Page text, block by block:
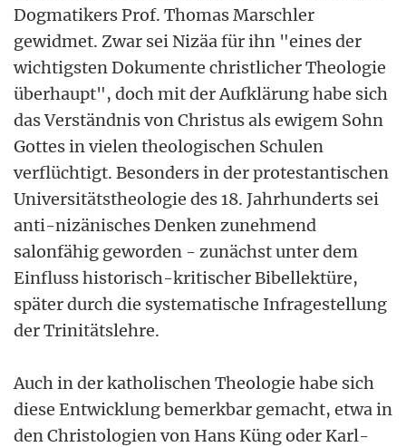
Dogmatikers Prof. Thomas Marschler
gewidmet. Zwar sei Nizäa für ihn "eines der
wichtigsten Dokumente christlicher Theologie
überhaupt", doch mit der Aufklärung habe sich
das Verständnis von Christus als ewigem Sohn
Gottes in vielen theologischen Schulen
verflüchtigt. Besonders in der protestantischen
Universitätstheologie des 18. Jahrhunderts sei
anti-nizänisches Denken zunehmend
salonfähig geworden - zunächst unter dem
Einfluss historisch-kritischer Bibellektüre,
später durch die systematische Infragestellung
der Trinitätslehre.
Auch in der katholischen Theologie habe sich
diese Entwicklung bemerkbar gemacht, etwa in
den Christologien von Hans Küng oder Karl-